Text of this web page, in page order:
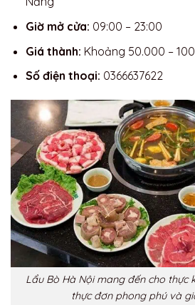
Giờ mở cửa: 09:00 – 23:00
Giá thành: Khoảng 50.000 –
Số điện thoại: 0366637622
Lẩu Bò Hà Nội mang đến cho thực
thực đơn phong phú và